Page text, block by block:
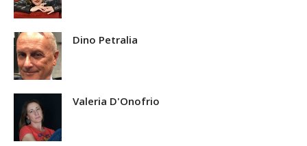
Dino Petralia
Valeria D'Onofrio